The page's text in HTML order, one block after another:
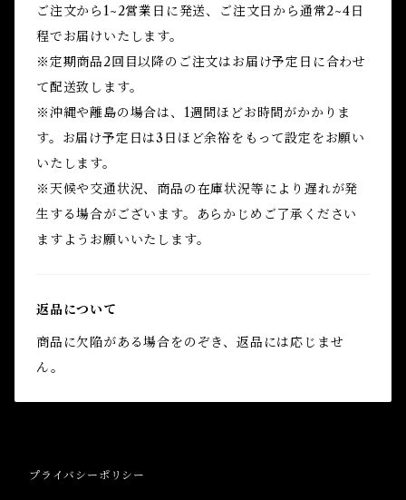
ご注文から1~2営業日に発送、ご注文日から通常2~4日
程でお届けいたします。
※定期商品2回目以降のご注文はお届け予定日に合わせ
て配送致します。
※沖縄や離島の場合は、1週間ほどお時間がかかりま
す。お届け予定日は3日ほど余裕をもって設定をお願い
いたします。
※天候や交通状況、商品の在庫状況等により遅れが発
生する場合がございます。あらかじめご了承ください
ますようお願いいたします。
返品について
商品に欠陥がある場合をのぞき、返品には応じませ
ん。
プライバシーポリシー